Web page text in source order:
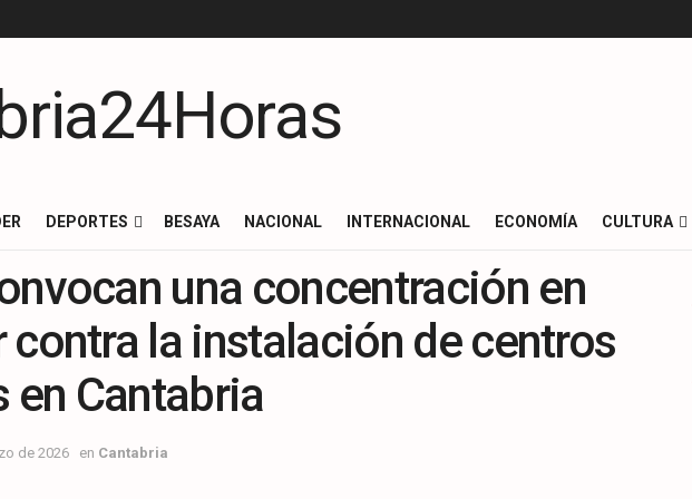
DEPORTES BESAYA NACIONAL INTERNACIONAL ECONOMÍA CULTURA
una concentración en
contra la instalación de centros
en Cantabria
de 2026 en Cantabria